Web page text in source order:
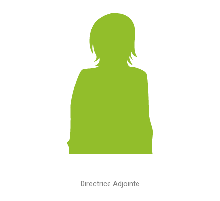
Directrice Adjointe